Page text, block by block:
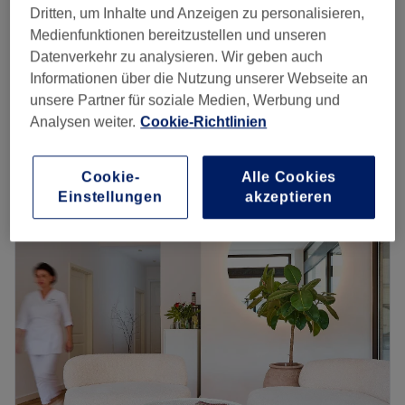
45 Min.
Spare bis zu 15%
Gesichtsbehandlung - Lippen
1 Std.
Spare bis zu 15%
Gesichtsbehandlung Detox
1 Std. 30 Min.
ab102 €
Spare bis zu 15%
Schnellansicht Saloninfos
Montag 10:00–20:00
Dienstag
10:00–20:00
Mittwoch
10:00–20:00
Donnerstag
10:00–20:00
Freitag
10:00–20:00
Samstag
09:00–18:00
Geschlossen
Im Kosmetikstudio Danila Serra Ästhetische Kosmetik in
München, Neuhausen-Nymphenburg, kannst du dich mit
Dritten, um Inhalte und Anzeigen zu personalisieren,
Medienfunktionen bereitzustellen und unseren
Datenverkehr zu analysieren. Wir geben auch
Informationen über die Nutzung unserer Webseite an
unsere Partner für soziale Medien, Werbung und
Analysen weiter. Cookie-Richtlinien
Cookie-
Einstellungen
Alle Cookies
akzeptieren